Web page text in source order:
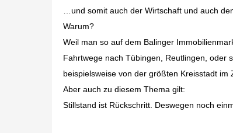
…und somit auch der Wirtschaft und auch
Warum?
Weil man so auf dem Balinger
Fahrtwege nach Tübingen, Reutlingen, oder
beispielsweise von der größten Kreisstadt im
Aber auch zu diesem Thema gilt:
Stillstand ist Rückschritt. Deswegen noch